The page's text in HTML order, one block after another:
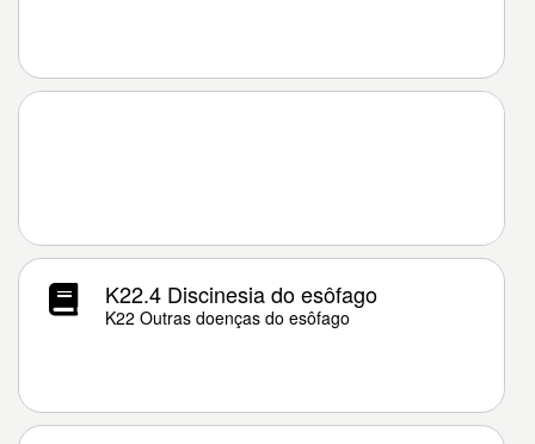
K22.4 Discinesia do esôfago
K22 Outras doenças do esôfago